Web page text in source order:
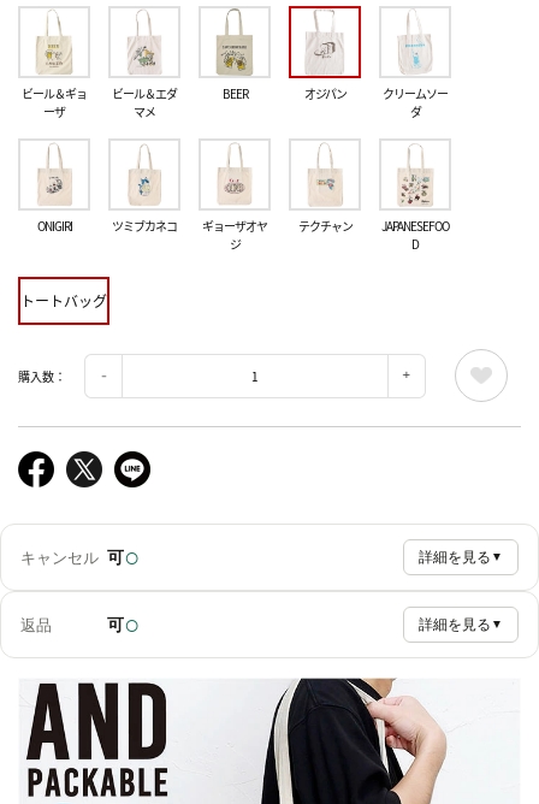
ビール＆ギョ
ーザ
ビール＆エダ
マメ
BEER オジパン
クリームソー
ダ
ONIGIRI ツミブカネコ
ギョーザオヤ
ジ
テクチャン
JAPANESEFOO
D
トートバッグ
購入数：
キャンセル 可○ 詳細を見る ▼
返品 可○ 詳細を見る ▼